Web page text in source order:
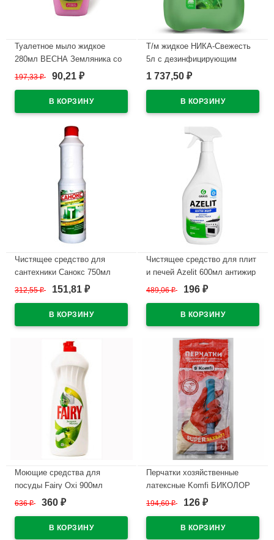
Туалетное мыло жидкое
280мл ВЕСНА Земляника со
сливками арт.5099
197,33₽ 90,21 ₽
Т/м жидкое НИКА-Свежесть
5л с дезинфицирующим
эффектом (Ст.4)
1 737,50 ₽
Чистящее средство для
сантехники Санокс 750мл
Антиржавчина
312,55₽ 151,81 ₽
Чистящее средство для плит
и печей Azelit 600мл антижир
курок Grass арт.218600
489,06₽ 196 ₽
Моющие средства для
посуды Fairy Oxi 900мл
Ромашка и Витамин Е
636₽ 360 ₽
Перчатки хозяйственные
латексные Komfi БИКОЛОР
СВЕРХПРОЧНЫЕ бело-
194,60₽ 126 ₽